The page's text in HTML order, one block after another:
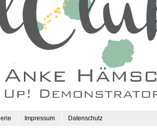
Impressum Datenschutz